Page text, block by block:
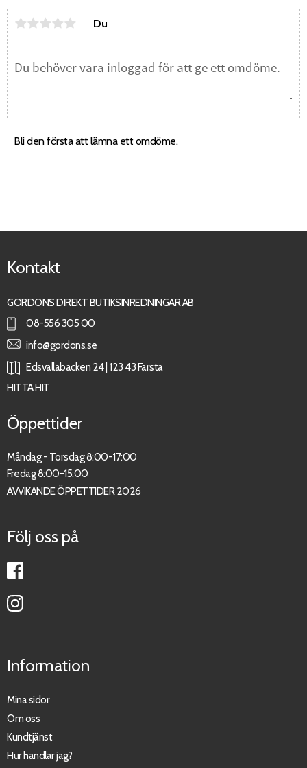
Du
Bli den första att lämna ett omdöme.
Kontakt
GORDONS DIREKT BUTIKSINREDNINGAR AB
08-556 305 00
info@gordons.se
Edsvallabacken 24 | 123 43 Farsta
HITTA HIT
Öppettider
Måndag - Torsdag 8:00-17:00
Fredag 8:00-15:00
AVVIKANDE ÖPPETTIDER 2026
Följ oss på
Information
Mina sidor
Om oss
Kundtjänst
Hur handlar jag?